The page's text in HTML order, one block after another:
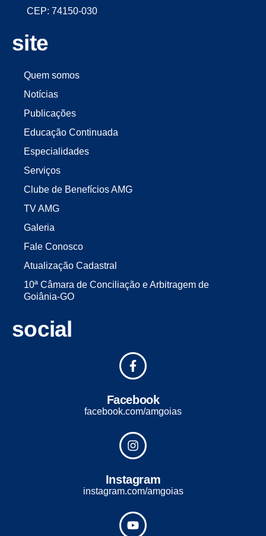
CEP: 74150-030
site
Quem somos
Notícias
Publicações
Educação Continuada
Especialidades
Serviços
Clube de Benefícios AMG
TV AMG
Galeria
Fale Conosco
Atualização Cadastral
10ª Câmara de Conciliação e Arbitragem de
Goiânia-GO
social
Facebook
facebook.com/amgoias
Instagram
instagram.com/amgoias